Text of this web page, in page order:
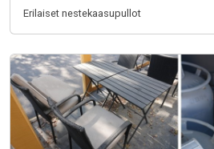
Erilaiset nestekaasupullot